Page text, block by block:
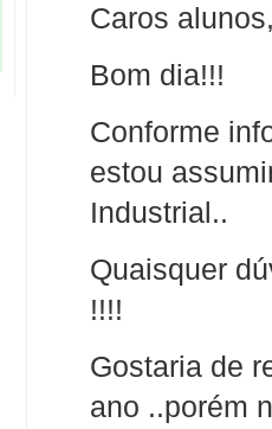
Caros
Bom dia!!!
Conforme
estou
Industrial..
Quaisquer
!!!!
Gostaria de
ano ..porém